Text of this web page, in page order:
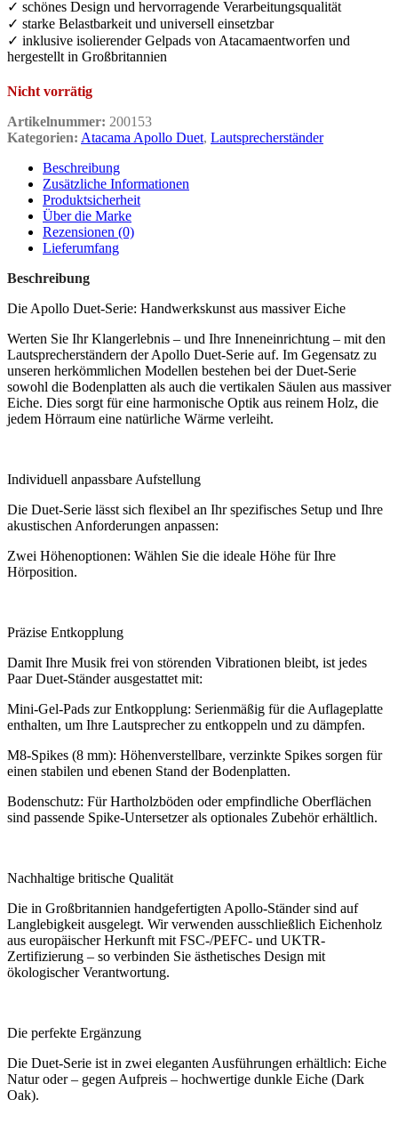
✓ schönes Design und hervorragende Verarbeitungsqualität
✓ starke Belastbarkeit und universell einsetzbar
✓ inklusive isolierender Gelpads von Atacamaentworfen und
hergestellt in Großbritannien
Nicht vorrätig
Artikelnummer: 200153
Kategorien: Atacama Apollo Duet, Lautsprecherständer
Beschreibung
Zusätzliche Informationen
Produktsicherheit
Über die Marke
Rezensionen (0)
Lieferumfang
Beschreibung
Die Apollo Duet-Serie: Handwerkskunst aus massiver Eiche
Werten Sie Ihr Klangerlebnis – und Ihre Inneneinrichtung – mit den
Lautsprecherständern der Apollo Duet-Serie auf. Im Gegensatz zu
unseren herkömmlichen Modellen bestehen bei der Duet-Serie
sowohl die Bodenplatten als auch die vertikalen Säulen aus massiver
Eiche. Dies sorgt für eine harmonische Optik aus reinem Holz, die
jedem Hörraum eine natürliche Wärme verleiht.
Individuell anpassbare Aufstellung
Die Duet-Serie lässt sich flexibel an Ihr spezifisches Setup und Ihre
akustischen Anforderungen anpassen:
Zwei Höhenoptionen: Wählen Sie die ideale Höhe für Ihre
Hörposition.
Präzise Entkopplung
Damit Ihre Musik frei von störenden Vibrationen bleibt, ist jedes
Paar Duet-Ständer ausgestattet mit:
Mini-Gel-Pads zur Entkopplung: Serienmäßig für die Auflageplatte
enthalten, um Ihre Lautsprecher zu entkoppeln und zu dämpfen.
M8-Spikes (8 mm): Höhenverstellbare, verzinkte Spikes sorgen für
einen stabilen und ebenen Stand der Bodenplatten.
Bodenschutz: Für Hartholzböden oder empfindliche Oberflächen
sind passende Spike-Untersetzer als optionales Zubehör erhältlich.
Nachhaltige britische Qualität
Die in Großbritannien handgefertigten Apollo-Ständer sind auf
Langlebigkeit ausgelegt. Wir verwenden ausschließlich Eichenholz
aus europäischer Herkunft mit FSC-/PEFC- und UKTR-
Zertifizierung – so verbinden Sie ästhetisches Design mit
ökologischer Verantwortung.
Die perfekte Ergänzung
Die Duet-Serie ist in zwei eleganten Ausführungen erhältlich: Eiche
Natur oder – gegen Aufpreis – hochwertige dunkle Eiche (Dark
Oak).